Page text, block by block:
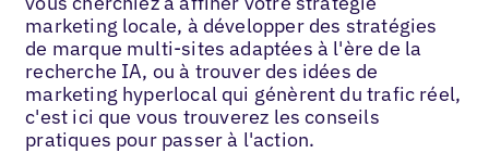
marketing locale, à développer des stratégies
de marque multi-sites adaptées à l'ère de la
recherche IA, ou à trouver des idées de
marketing hyperlocal qui génèrent du trafic réel,
c'est ici que vous trouverez les conseils
pratiques pour passer à l'action.